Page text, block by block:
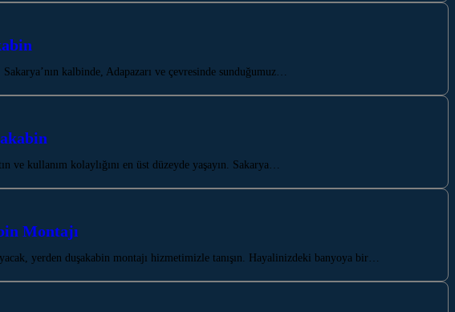
kalbinde, Adapazarı ve çevresinde sunduğumuz…
ve kullanım kolaylığını en üst düzeyde yaşayın. Sakarya…
Montajı
yerden duşakabin montajı hizmetimizle tanışın. Hayalinizdeki banyoya bir…